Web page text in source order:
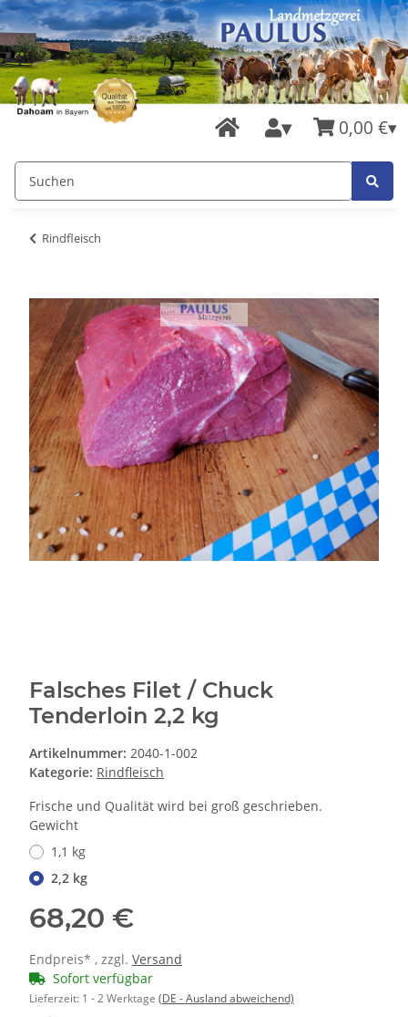
0,00 €
Rindfleisch
Falsches Filet / Chuck
Tenderloin 2,2 kg
Artikelnummer: 2040-1-002
Kategorie: Rindfleisch
Frische und Qualität wird bei groß geschrieben.
Gewicht
1,1 kg
2,2 kg
68,20 €
Endpreis* , zzgl. Versand
Sofort verfügbar
Lieferzeit: 1 - 2 Werktage (DE - Ausland abweichend)